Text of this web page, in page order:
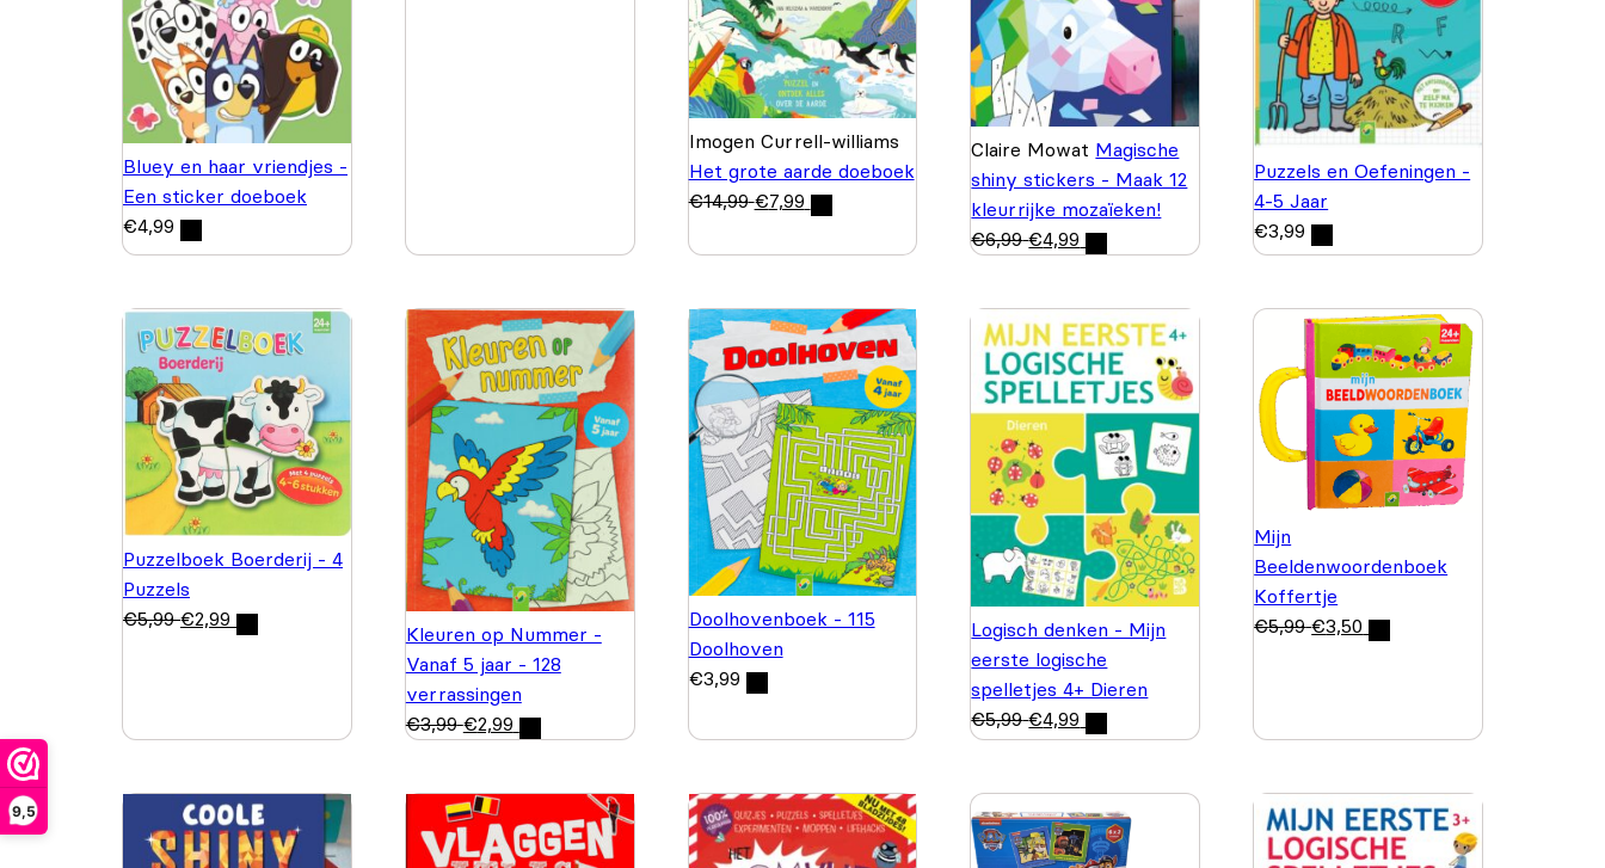
9,5
Bluey en haar vriendjes -
Een sticker doeboek
€4,99
Imogen Currell-williams
Het grote aarde doeboek
€14,99 €7,99
Claire Mowat Magische
shiny stickers - Maak 12
kleurrijke mozaïeken!
€6,99 €4,99
Puzzels en Oefeningen -
4-5 Jaar
€3,99
Puzzelboek Boerderij - 4
Puzzels
€5,99 €2,99
Kleuren op Nummer -
Vanaf 5 jaar - 128
verrassingen
€3,99 €2,99
Doolhovenboek - 115
Doolhoven
€3,99
Logisch denken - Mijn
eerste logische
spelletjes 4+ Dieren
€5,99 €4,99
Mijn
Beeldenwoordenboek
Koffertje
€5,99 €3,50